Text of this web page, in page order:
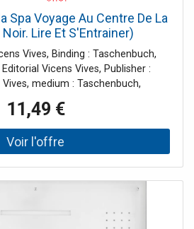
Spa Voyage Au Centre De La
Lire Et S'Entrainer)
Vives, Binding : Taschenbuch,
Vicens Vives, Publisher :
medium : Taschenbuch,
Scuola Spa, ISBN : 8468210404
11,49 €